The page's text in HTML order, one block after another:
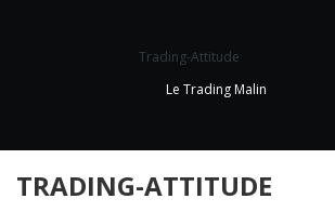
Trading-Attitude
Le Trading Malin
TRADING-ATTITUDE